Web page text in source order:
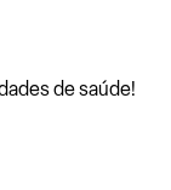
de saúde!